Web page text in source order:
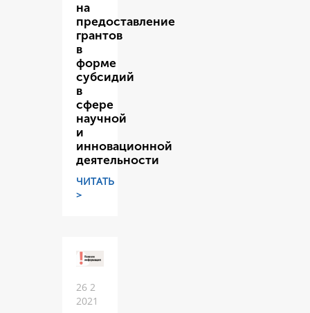
на
предоставление
грантов
в
форме
субсидий
в
сфере
научной
и
инновационной
деятельности
ЧИТАТЬ
>
26 2
2021